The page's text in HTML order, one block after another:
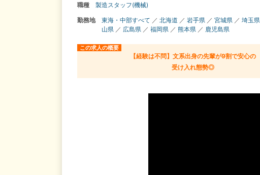
職種
製造スタッフ(機械)
勤務地
東海・中部すべて ／ 北海道 ／ 岩手県 ／ 宮城県 ／ 埼玉県
山県 ／ 広島県 ／ 福岡県 ／ 熊本県 ／ 鹿児島県
この求人の概要
【経験は不問】文系出身の先輩が9割で安心の
受け入れ態勢◎